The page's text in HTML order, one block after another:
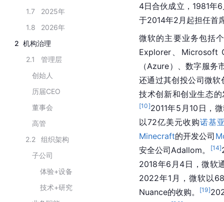
1.7
2025年
1.8
2026年
2 机构治理
2.1
管理层
创始人
历届CEO
董事会
高管
2.2
组织架构
子公司
体验+设备
技术+研究
4日合伙成立，1981年
于2014年2月起担任首
微软的主要业务包括
Explorer、Microsoft
（Azure）、数字服
还通过其创投公司微
技术创新和创业生态
[10]2011年5月10日，
以72亿美元收购诺基
Minecraft的开发公司
安全公司Adallom。
[14]
2018年6月4日，微软
2022年1月，微软以
Nuance的收购。
[19]